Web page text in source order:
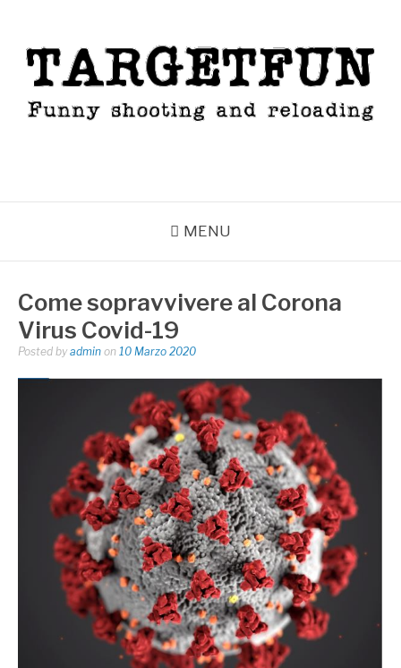
content
MENU
Come sopravvivere al Corona
Virus Covid-19
Posted by admin on 10 Marzo 2020